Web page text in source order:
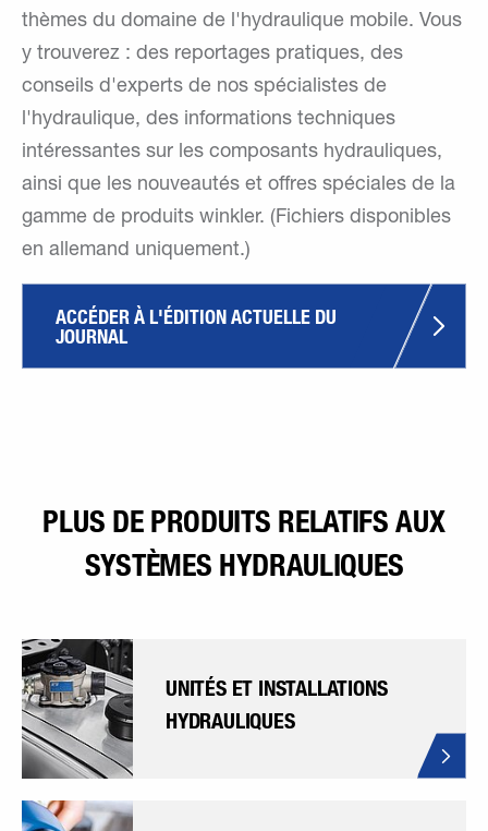
thèmes du domaine de l'hydraulique mobile. Vous
y trouverez : des reportages pratiques, des
conseils d'experts de nos spécialistes de
l'hydraulique, des informations techniques
intéressantes sur les composants hydrauliques,
ainsi que les nouveautés et offres spéciales de la
gamme de produits winkler. (Fichiers disponibles
en allemand uniquement.)
ACCÉDER À L'ÉDITION ACTUELLE DU
JOURNAL
PLUS DE PRODUITS RELATIFS AUX
SYSTÈMES HYDRAULIQUES
UNITÉS ET INSTALLATIONS
HYDRAULIQUES